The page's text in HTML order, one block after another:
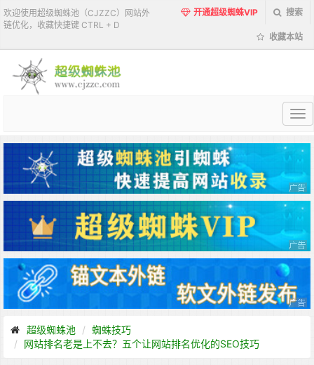
欢迎使用超级蜘蛛池（CJZZC）网站外
链优化，收藏快捷键 CTRL + D
开通超级蜘蛛VIP 搜索
收藏本站
超
蜘
蛛
池
超级蜘蛛池
蜘蛛技巧
网站排名老是上不去？五个让网站排名优化的SEO技巧